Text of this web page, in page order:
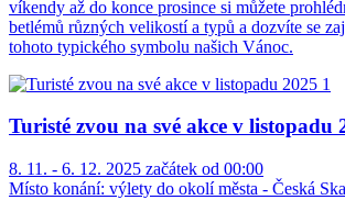
víkendy až do konce prosince si můžete
betlémů různých velikostí a typů a dozvíte se
tohoto typického symbolu našich Vánoc.
Turisté zvou na své akce v listopadu
8. 11. - 6. 12. 2025 začátek od 00:00
Místo konání: výlety do okolí města - Česká